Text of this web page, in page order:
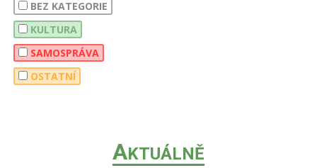
BEZ KATEGORIE
KULTURA
SAMOSPRÁVA
OSTATNÍ
AKTUÁLNĚ